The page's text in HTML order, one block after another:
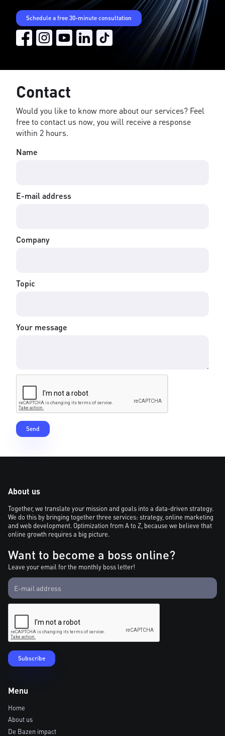
Schedule a free 30-minute consultation
Contact
Would you like to know more about our services? Feel
free to contact us now, you will receive a response
within 2 hours.
Name
E-mail address
Company
Topic
Your message
About us
Together, we translate your mission and goals into a data-driven strategy.
We do this by bringing together three services: strategy, online marketing
and web development. Optimization from A to Z, because we believe that
online growth requires a big picture.
Want to become a boss online?
Leave your email for the monthly boss letter!
Menu
Home
About us
De Bazen impact